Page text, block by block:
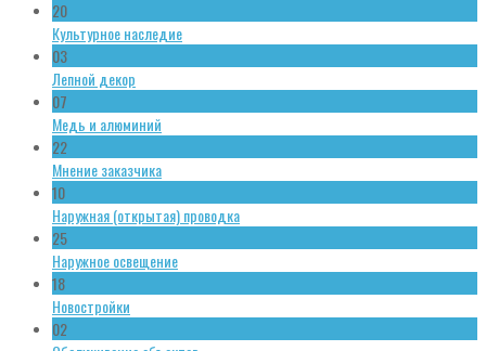
20
Культурное наследие
03
Лепной декор
07
Медь и алюминий
22
Мнение заказчика
10
Наружная (открытая) проводка
25
Наружное освещение
18
Новостройки
02